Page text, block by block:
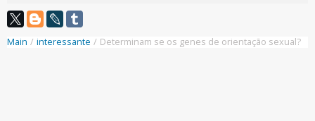
Main / interessante / Determinam se os genes de orientação sexual?